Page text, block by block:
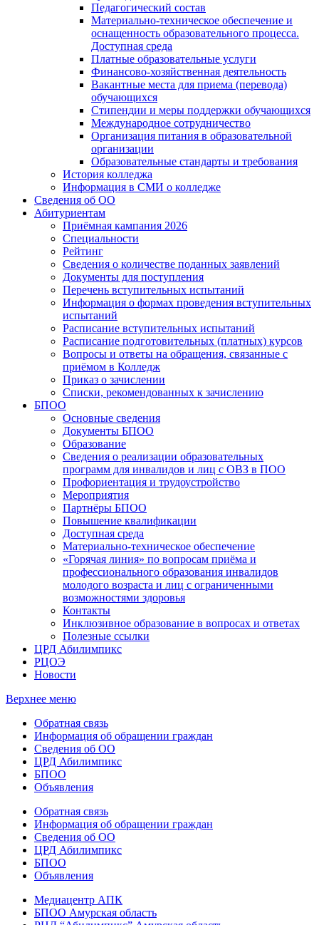
Педагогический состав
Материально-техническое обеспечение и
оснащенность образовательного процесса.
Доступная среда
Платные образовательные услуги
Финансово-хозяйственная деятельность
Вакантные места для приема (перевода)
обучающихся
Стипендии и меры поддержки обучающихся
Международное сотрудничество
Организация питания в образовательной
организации
Образовательные стандарты и требования
История колледжа
Информация в СМИ о колледже
Сведения об ОО
Абитуриентам
Приёмная кампания 2026
Специальности
Рейтинг
Сведения о количестве поданных заявлений
Документы для поступления
Перечень вступительных испытаний
Информация о формах проведения вступительных
испытаний
Расписание вступительных испытаний
Расписание подготовительных (платных) курсов
Вопросы и ответы на обращения, связанные с
приёмом в Колледж
Приказ о зачислении
Списки, рекомендованных к зачислению
БПОО
Основные сведения
Документы БПОО
Образование
Сведения о реализации образовательных
программ для инвалидов и лиц с ОВЗ в ПОО
Профориентация и трудоустройство
Мероприятия
Партнёры БПОО
Повышение квалификации
Доступная среда
Материально-техническое обеспечение
«Горячая линия» по вопросам приёма и
профессионального образования инвалидов
молодого возраста и лиц с ограниченными
возможностями здоровья
Контакты
Инклюзивное образование в вопросах и ответах
Полезные ссылки
ЦРД Абилимпикс
РЦОЭ
Новости
Верхнее меню
Обратная связь
Информация об обращении граждан
Сведения об ОО
ЦРД Абилимпикс
БПОО
Объявления
Обратная связь
Информация об обращении граждан
Сведения об ОО
ЦРД Абилимпикс
БПОО
Объявления
Медиацентр АПК
БПОО Амурская область